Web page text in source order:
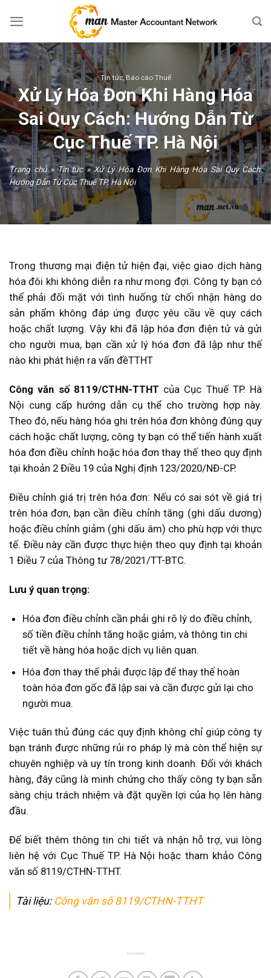
Tin tức,Báo cáo Thuế
Xử Lý Hóa Đơn Khi Hàng Hóa
Sai Quy Cách: Hướng Dẫn Từ
Cục Thuế TP. Hà Nội
Trang chủ»Tin tức»Xử Lý Hóa Đơn Khi Hàng Hóa Sai Quy Cách:
Hướng Dẫn Từ Cục Thuế TP. Hà Nội
Trong thương mại điện tử hiện đại, việc giao dịch hàng
hóa đôi khi không diễn ra như mong đợi. Công ty bạn có
thể phải đối mặt với tình huống từ chối nhận hàng do
sản phẩm không đáp ứng được yêu cầu về quy cách
hoặc chất lượng. Vậy khi đã lập hóa đơn điện tử và gửi
cho người mua, bạn cần xử lý hóa đơn đã lập như thế
nào khi phát hiện ra vấn đềTTHT
Công văn số 8119/CTHN-TTHT của Cục Thuế TP. Hà
Nội cung cấp hướng dẫn cụ thể cho trường hợp này.
Theo đó, nếu hàng hóa ghi trên hóa đơn không đúng quy
cách hoặc chất lượng, công ty bạn có thể tiến hành xuất
hóa đơn điều chỉnh hoặc hóa đơn thay thế theo quy định
tại khoản 2 Điều 19 của Nghị định 123/2020/NĐ-CP.
Điều chỉnh giá trị trên hóa đơn: Nếu có sai sót về giá trị
trên hóa đơn, bạn cần điều chỉnh tăng (ghi dấu dương)
hoặc điều chỉnh giảm (ghi dấu âm) cho phù hợp với thực
tế. Điều này cần được thực hiện theo quy định tại khoản
1 Điều 7 của Thông tư 78/2021/TT-BTC.
Lưu ý quan trọng:
Hóa đơn điều chỉnh cần phải ghi rõ lý do điều chỉnh,
số tiền điều chỉnh tăng hoặc giảm, và thông tin chi
tiết về hàng hóa hoặc dịch vụ liên quan.
Hóa đơn thay thế phải được lập để thay thế hoàn
toàn hóa đơn gốc đã lập sai và cần được gửi lại cho
người mua.
Việc tuân thủ đúng các quy định không chỉ giúp công ty
bạn tránh được những rủi ro pháp lý mà còn thể hiện sự
chuyên nghiệp và uy tín trong kinh doanh. Đối với khách
hàng, đây cũng là minh chứng cho thấy công ty bạn sẵn
sàng chịu trách nhiệm và đặt quyền lợi của họ lên hàng
đầu.
Để biết thêm thông tin chi tiết và nhận hỗ trợ, vui lòng
liên hệ với Cục Thuế TP. Hà Nội hoặc tham khảo Công
văn số 8119/CTHN-TTHT.
Tài liệu: Công văn số 8119/CTHN-TTHT